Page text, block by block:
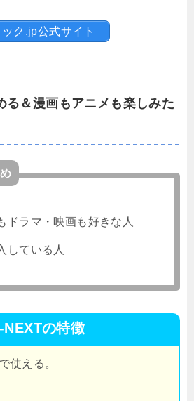
ック.jp公式サイト
る＆漫画もアニメも楽しみた
ドラマ・映画も好きな人
している人
NEXTの特徴
使える。